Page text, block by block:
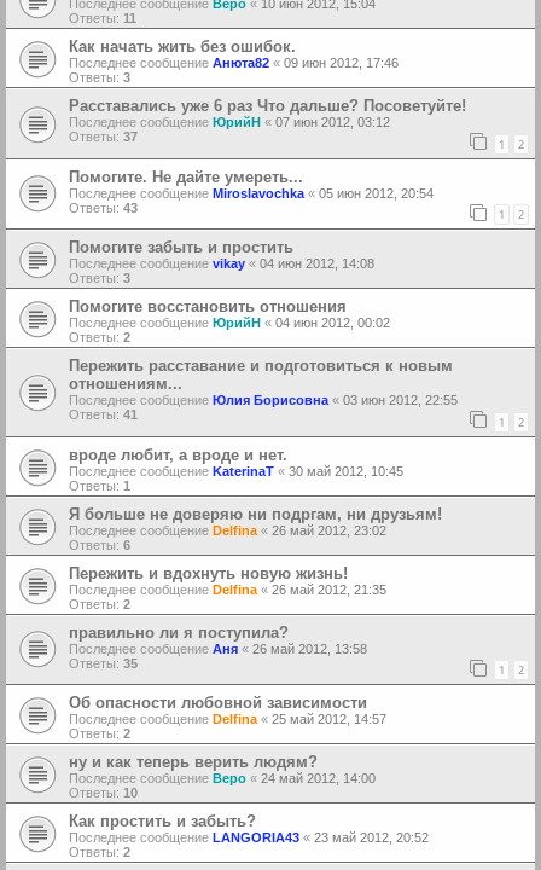
Последнее сообщение Веро « 10 июн 2012, 15:04
Ответы: 11
Как начать жить без ошибок.
Последнее сообщение Анюта82 « 09 июн 2012, 17:46
Ответы: 3
Расставались уже 6 раз Что дальше? Посоветуйте!
Последнее сообщение ЮрийН « 07 июн 2012, 03:12
Ответы: 37 1 2
Помогите. Не дайте умереть...
Последнее сообщение Miroslavochka « 05 июн 2012, 20:54
Ответы: 43 1 2
Помогите забыть и простить
Последнее сообщение vikay « 04 июн 2012, 14:08
Ответы: 3
Помогите восстановить отношения
Последнее сообщение ЮрийН « 04 июн 2012, 00:02
Ответы: 2
Пережить расставание и подготовиться к новым
отношениям...
Последнее сообщение Юлия Борисовна « 03 июн 2012, 22:55
Ответы: 41 1 2
вроде любит, а вроде и нет.
Последнее сообщение KaterinaT « 30 май 2012, 10:45
Ответы: 1
Я больше не доверяю ни подргам, ни друзьям!
Последнее сообщение Delfina « 26 май 2012, 23:02
Ответы: 6
Пережить и вдохнуть новую жизнь!
Последнее сообщение Delfina « 26 май 2012, 21:35
Ответы: 2
правильно ли я поступила?
Последнее сообщение Аня « 26 май 2012, 13:58
Ответы: 35 1 2
Об опасности любовной зависимости
Последнее сообщение Delfina« 25 май 2012, 14:57
Ответы: 2
ну и как теперь верить людям?
Последнее сообщение Веро « 24 май 2012, 14:00
Ответы: 10
Как простить и забыть?
Последнее сообщение LANGORIA43 « 23 май 2012, 20:52
Ответы: 2